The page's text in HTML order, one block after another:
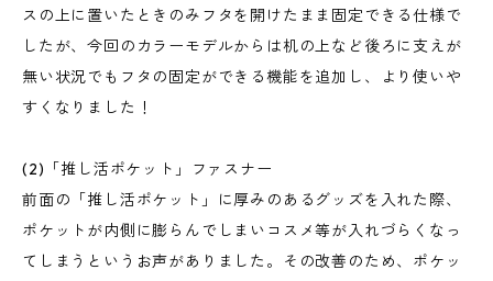
スの上に置いたときのみフタを開けたまま固定できる仕様で
したが、今回のカラーモデルからは机の上など後ろに支えが
無い状況でもフタの固定ができる機能を追加し、より使いや
すくなりました！
(2)「推し活ポケット」ファスナー
前面の「推し活ポケット」に厚みのあるグッズを入れた際、
ポケットが内側に膨らんでしまいコスメ等が入れづらくなっ
てしまうというお声がありました。その改善のため、ポケッ